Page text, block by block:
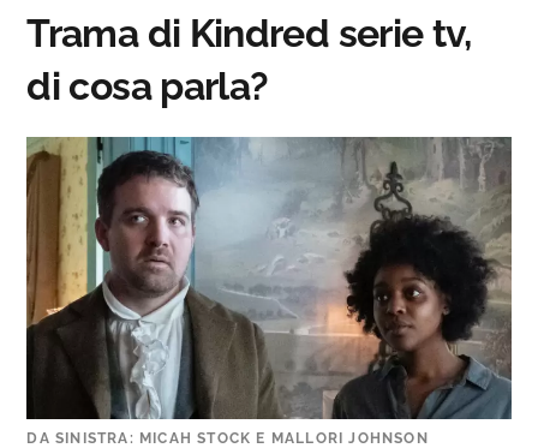
Trama di Kindred serie tv,
di cosa parla?
DA SINISTRA: MICAH STOCK E MALLORI JOHNSON